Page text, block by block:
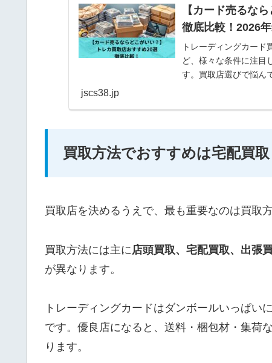
【カード売るな
徹底比較！2026
トレーディングカード
ど、様々な条件に注目
す。買取店選びで悩ん
jscs38.jp
買取方法でおすすめは宅配買取
買取店を決めるうえで、最も重要なのは買取方
買取方法には主に 店頭買取、 宅配買取、出張
が異なります。
トレーディングカードはダンボールいっぱい
です。優良店になると、送料・梱包材・集荷
ります。